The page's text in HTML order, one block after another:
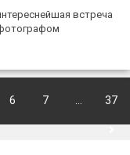
встреча
6 7 37